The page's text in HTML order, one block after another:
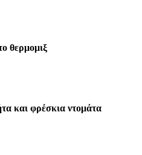
θερμομιξ
και φρέσκια ντομάτα